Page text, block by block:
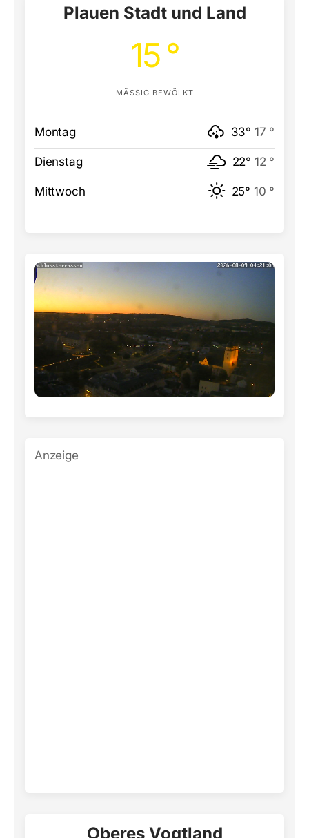
Plauen Stadt und Land
15 °
MÄSSIG BEWÖLKT
Montag 33° 17 °
Dienstag 22° 12 °
Mittwoch 25° 10 °
Anzeige
Oberes Vogtland